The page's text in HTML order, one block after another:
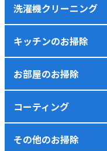
洗濯機クリーニング
キッチンのお掃除
お部屋のお掃除
コーティング
その他のお掃除